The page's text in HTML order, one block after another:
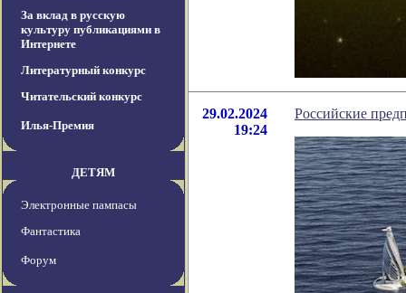
За вклад в русскую
культуру публикациями в
Интернете
Литературный конкурс
Читательский конкурс
Илья-Премия
ДЕТЯМ
Электронные пампасы
Фантастика
Форум
29.02.2024
19:24
Российские